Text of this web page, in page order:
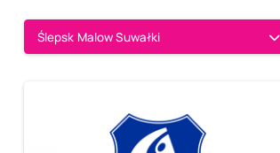
Ślepsk Malow Suwałki